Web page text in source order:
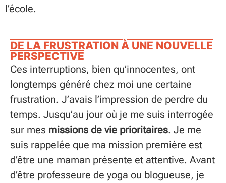
l’école.
DE LA FRUSTRATION À UNE NOUVELLE
PERSPECTIVE
Ces interruptions, bien qu’innocentes, ont
longtemps généré chez moi une certaine
frustration. J’avais l’impression de perdre du
temps. Jusqu’au jour où je me suis interrogée
sur mes missions de vie prioritaires. Je me
suis rappelée que ma mission première est
d’être une maman présente et attentive. Avant
d’être professeure de yoga ou blogueuse, je